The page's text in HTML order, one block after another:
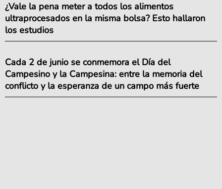
¿Vale la pena meter a todos los alimentos
ultraprocesados en la misma bolsa? Esto hallaron
los estudios
Cada 2 de junio se conmemora el Día del
Campesino y la Campesina: entre la memoria del
conflicto y la esperanza de un campo más fuerte